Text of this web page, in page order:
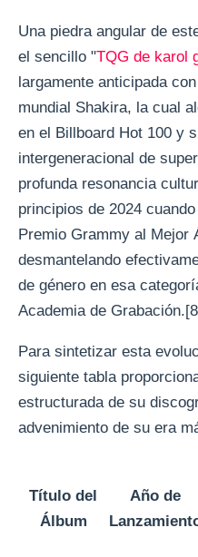
Una piedra angular de
el sencillo "TQG de karol
largamente anticipada
mundial Shakira, la cual
en el Billboard Hot 100 y
intergeneracional de
profunda resonancia
principios de 2024
Premio Grammy al Mejor
desmantelando
de género en esa
Academia de
Para sintetizar esta
siguiente tabla
estructurada de su
advenimiento de su era
Título del
Álbum
Año de